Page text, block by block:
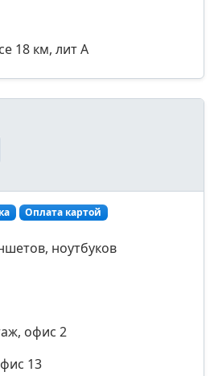
18 км, лит А
Оплата картой
ноутбуков
офис 2
13